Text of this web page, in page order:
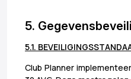
5.
5.1.
Club Planner